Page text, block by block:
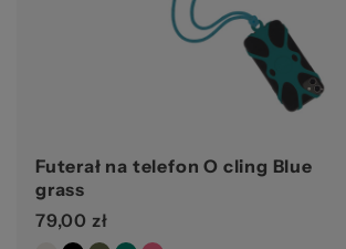
Futerał na telefon O cling Blue
grass
79,00 zł